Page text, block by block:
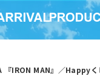
『IRON MAN』／Happyく